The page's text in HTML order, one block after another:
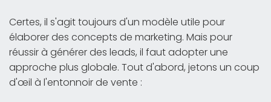
Certes, il s'agit toujours d'un modèle utile pour
élaborer des concepts de marketing. Mais pour
réussir à générer des leads, il faut adopter une
approche plus globale. Tout d'abord, jetons un coup
d'œil à l'entonnoir de vente :